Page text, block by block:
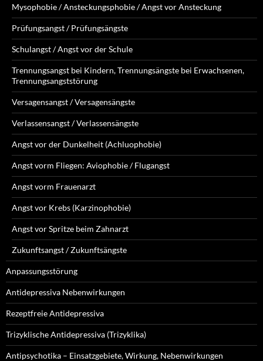
Mysophobie / Ansteckungsphobie / Angst vor Ansteckung
Prüfungsangst / Prüfungsängste
Schulangst / Angst vor der Schule
Trennungsangst bei Kindern, Trennungsängste bei Erwachsenen,
Trennungsangststörung
Versagensangst / Versagensängste
Verlassensangst / Verlassensängste
Angst vor der Dunkelheit (Achluophobie)
Angst vorm Fliegen: Aviophobie / Flugangst
Angst vorm Frauenarzt
Angst vor Krebs (Karzinophobie)
Angst vor Spritze beim Zahnarzt
Zukunftsangst / Zukunftsängste
Anpassungsstörung
Antidepressiva Nebenwirkungen
Rezeptfreie Antidepressiva
Trizyklische Antidepressiva (Trizyklika)
Antipsychotika – Einsatzgebiete, Wirkung, Nebenwirkungen